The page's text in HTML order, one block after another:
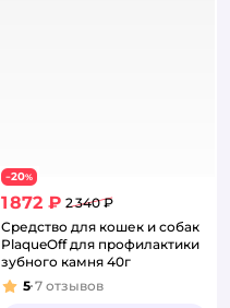
−20%
1 872 ₽ 2 340 ₽
Средство для кошек и собак
PlaqueOff для профилактики
зубного камня 40г
Рейтинг:
5 7 отзывов